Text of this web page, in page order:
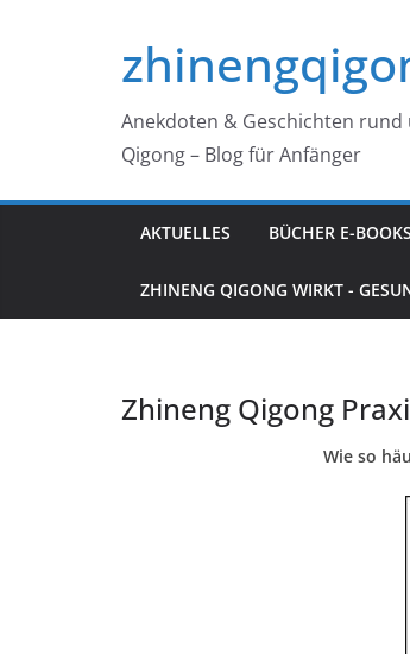
Anekdoten & Geschichten rund
Qigong – Blog für Anfänger
AKTUELLES BÜCHER E-BOOKS
ZHINENG QIGONG WIRKT -
Zhineng Qigong
Wie so